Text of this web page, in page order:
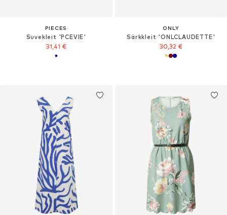
PIECES
Suvekleit 'PCEVIE'
31,41 €
ONLY
Särkkleit 'ONLCLAUDETTE'
30,32 €